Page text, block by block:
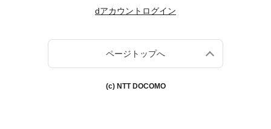
dアカウントログイン
ページトップへ
(c) NTT DOCOMO